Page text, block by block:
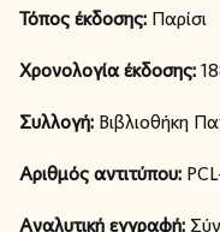
Τόπος έκδοσης: Παρίσι
Χρονολογία έκδοσης:
Συλλογή: Βιβλιοθήκη
Αριθμός αντιτύπου:
Αναλυτική εγγραφή: